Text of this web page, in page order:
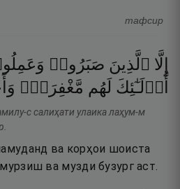
тафсир
إِلَّا ٱلَّذِينَ صَبَرُوا۟
أُو۟لَـٰٓئِكَ لَهُم مَّغْفِرَةٌۭ
с салиҳати улаика лаҳум-м
ва корҳои шоиста
ва музди бузург аст.